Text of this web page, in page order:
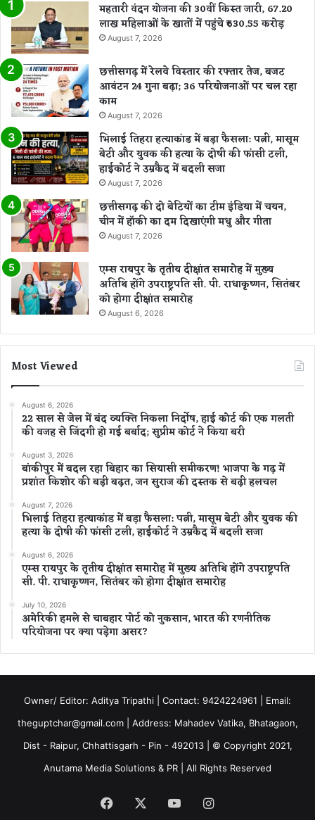
महतारी वंदन योजना की 30वीं किस्त जारी, 67.20
लाख महिलाओं के खातों में पहुंचे ₹630.55 करोड़
August 7, 2026
छत्तीसगढ़ में रेलवे विस्तार की रफ्तार तेज, बजट
आवंटन 24 गुना बढ़ा; 36 परियोजनाओं पर चल रहा
काम
August 7, 2026
भिलाई तिहरा हत्याकांड में बड़ा फैसला: पत्नी, मासूम
बेटी और युवक की हत्या के दोषी की फांसी टली,
हाईकोर्ट ने उम्रकैद में बदली सजा
August 7, 2026
छत्तीसगढ़ की दो बेटियों का टीम इंडिया में चयन,
चीन में हॉकी का दम दिखाएंगी मधु और गीता
August 7, 2026
एम्स रायपुर के तृतीय दीक्षांत समारोह में मुख्य
अतिथि होंगे उपराष्ट्रपति सी. पी. राधाकृष्णन, सितंबर
को होगा दीक्षांत समारोह
August 6, 2026
Most Viewed
August 6, 2026
22 साल से जेल में बंद व्यक्ति निकला निर्दोष, हाई कोर्ट की एक गलती
की वजह से जिंदगी हो गई बर्बाद; सुप्रीम कोर्ट ने किया बरी
August 3, 2026
बांकीपुर में बदल रहा बिहार का सियासी समीकरण! भाजपा के गढ़ में
प्रशांत किशोर की बड़ी बढ़त, जन सुराज की दस्तक से बढ़ी हलचल
August 7, 2026
भिलाई तिहरा हत्याकांड में बड़ा फैसला: पत्नी, मासूम बेटी और युवक की
हत्या के दोषी की फांसी टली, हाईकोर्ट ने उम्रकैद में बदली सजा
August 6, 2026
एम्स रायपुर के तृतीय दीक्षांत समारोह में मुख्य अतिथि होंगे उपराष्ट्रपति
सी. पी. राधाकृष्णन, सितंबर को होगा दीक्षांत समारोह
July 10, 2026
अमेरिकी हमले से चाबहार पोर्ट को नुकसान, भारत की रणनीतिक
परियोजना पर क्या पड़ेगा असर?
Owner/ Editor: Aditya Tripathi | Contact: 9424224961 | Email:
theguptchar@gmail.com | Address: Mahadev Vatika, Bhatagaon,
Dist - Raipur, Chhattisgarh - Pin - 492013 | © Copyright 2021,
Anutama Media Solutions & PR | All Rights Reserved
Facebook YouTubeInstagram